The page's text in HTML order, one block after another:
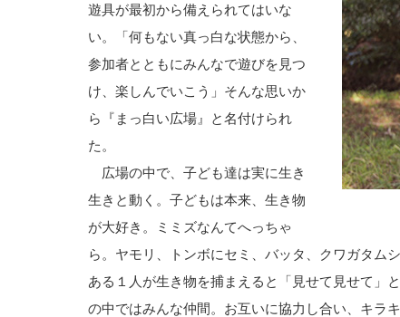
遊具が最初から備えられてはいな
い。「何もない真っ白な状態から、
参加者とともにみんなで遊びを見つ
け、楽しんでいこう」そんな思いか
ら『まっ白い広場』と名付けられ
た。
広場の中で、子ども達は実に生き
生きと動く。子どもは本来、生き物
が大好き。ミミズなんてへっちゃ
ら。ヤモリ、トンボにセミ、バッタ、クワガタム
ある１人が生き物を捕まえると「見せて見せて」
の中ではみんな仲間。お互いに協力し合い、キラ